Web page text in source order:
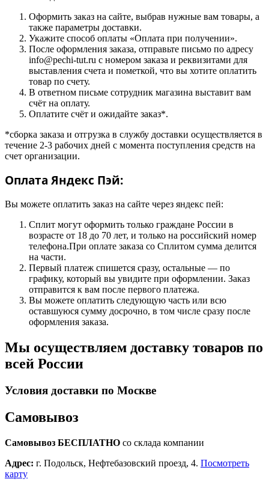
Оформить заказ на сайте, выбрав нужные вам товары, а
также параметры доставки.
Укажите способ оплаты «Оплата при получении».
После оформления заказа, отправьте письмо по адресу
info@pechi-tut.ru с номером заказа и реквизитами для
выставления счета и пометкой, что вы хотите оплатить
товар по счету.
В ответном письме сотрудник магазина выставит вам
счёт на оплату.
Оплатите счёт и ожидайте заказ*.
*сборка заказа и отгрузка в службу доставки осуществляется в
течение 2-3 рабочих дней с момента поступления средств на
счет организации.
Оплата Яндекс Пэй:
Вы можете оплатить заказ на сайте через яндекс пей:
Сплит могут оформить только граждане России в
возрасте от 18 до 70 лет, и только на российский номер
телефона.При оплате заказа со Сплитом сумма делится
на части.
Первый платеж спишется сразу, остальные — по
графику, который вы увидите при оформлении. Заказ
отправится к вам после первого платежа.
Вы можете оплатить следующую часть или всю
оставшуюся сумму досрочно, в том числе сразу после
оформления заказа.
Мы осуществляем доставку товаров по
всей России
Условия доставки по Москве
Самовывоз
Самовывоз БЕСПЛАТНО со склада компании
Адрес: г. Подольск, Нефтебазовский проезд, 4. Посмотреть
карту